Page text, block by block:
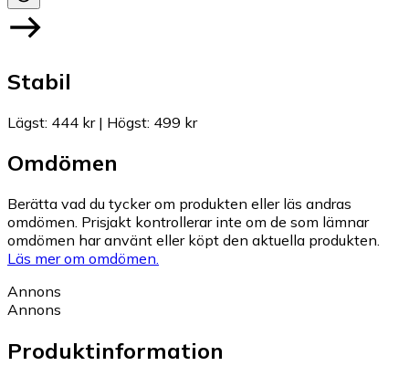
Stabil
Lägst: 444 kr| Högst: 499 kr
Omdömen
Berätta vad du tycker om produkten eller läs andras
omdömen. Prisjakt kontrollerar inte om de som lämnar
omdömen har använt eller köpt den aktuella produkten.
Läs mer om omdömen.
Annons
Annons
Produktinformation